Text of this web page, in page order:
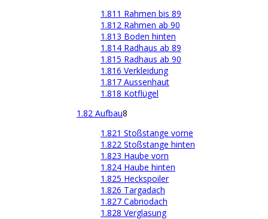
1.811 Rahmen bis 89
1.812 Rahmen ab 90
1.813 Boden hinten
1.814 Radhaus ab 89
1.815 Radhaus ab 90
1.816 Verkleidung
1.817 Aussenhaut
1.818 Kotflügel
1.82 Aufbau8
1.821 Stoßstange vorne
1.822 Stoßstange hinten
1.823 Haube vorn
1.824 Haube hinten
1.825 Heckspoiler
1.826 Targadach
1.827 Cabriodach
1.828 Verglasung